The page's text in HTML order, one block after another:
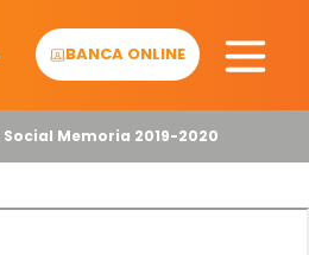
BANCA ONLINE
Memoria 2019-2020